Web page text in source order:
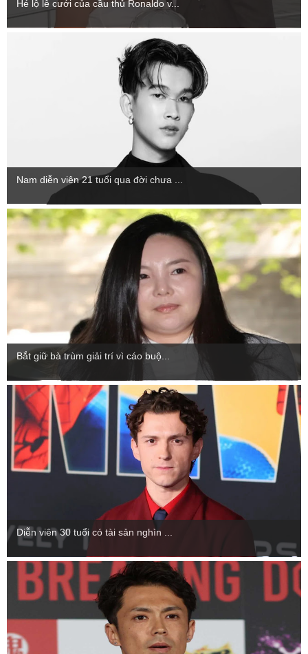
Hé lộ lễ cưới của cầu thủ Ronaldo v...
Nam diễn viên 21 tuổi qua đời chưa ...
Bắt giữ bà trùm giải trí vì cáo buộ...
Diễn viên 30 tuổi có tài sản nghìn ...